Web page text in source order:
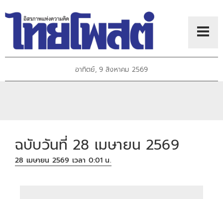
อาทิตย์, 9 สิงหาคม 2569
ฉบับวันที่ 28 เมษายน 2569
28 เมษายน 2569 เวลา 0:01 น.